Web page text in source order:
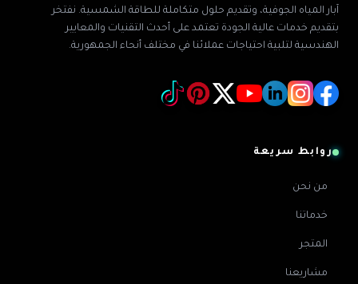
آبار المياه الجوفية، وتقديم حلول متكاملة للطاقة الشمسية. نفتخر
بتقديم خدمات عالية الجودة تعتمد على أحدث التقنيات والمعايير
الهندسية لتلبية احتياجات عملائنا في مختلف أنحاء الجمهورية.
روابط سريعة
من نحن
خدماتنا
المتجر
مشاريعنا